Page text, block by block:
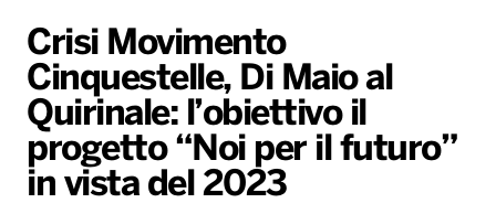
Hit Dance
Giochi&Concorsi
PALATOUR
Locali
Musica e Spettacolo
Sport
Radio Norba Consiglia
Playlist
Generale
Novità
Notiziario
Interviste
Oroscopo
Gallery
Radio Norba News TV
Voce al Bari
Battiti Live 2026
Crisi Movimento
Cinquestelle, Di Maio al
Quirinale: l’obiettivo il
progetto “Noi per il futuro”
in vista del 2023